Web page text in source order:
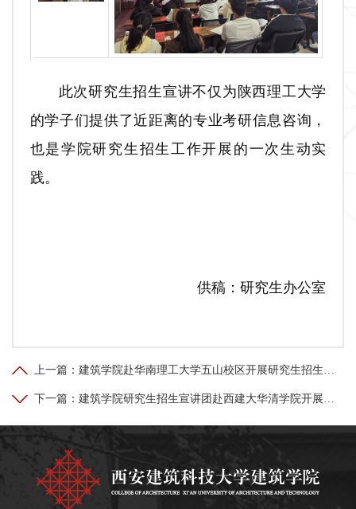
此次研究生招生宣讲不仅为陕西理工大学
的学子们提供了近距离的专业考研信息咨询，
也是学院研究生招生工作开展的一次生动实
践。
供稿：研究生办公室
上一篇： 建筑学院赴华南理工大学五山校区开展研究生招生宣讲活动
下一篇： 建筑学院研究生招生宣讲团赴西建大华清学院开展专题宣讲活动